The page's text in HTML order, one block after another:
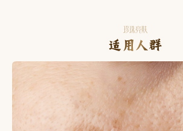
珍珠亮肤
适用人群